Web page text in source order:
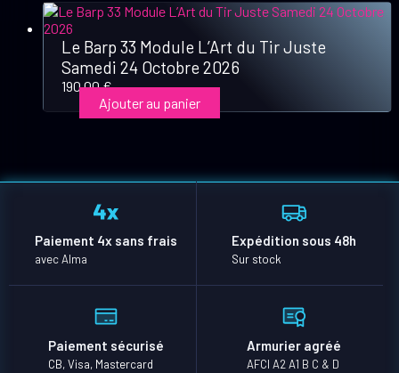
Le Barp 33 Module L’Art du Tir Juste
Samedi 24 Octobre 2026
190,00€
Ajouter au panier
Paiement 4x sans frais
avec Alma
Expédition sous 48h
Sur stock
Paiement sécurisé
CB, Visa, Mastercard
Armurier agréé
AFCI A2 A1 B C & D